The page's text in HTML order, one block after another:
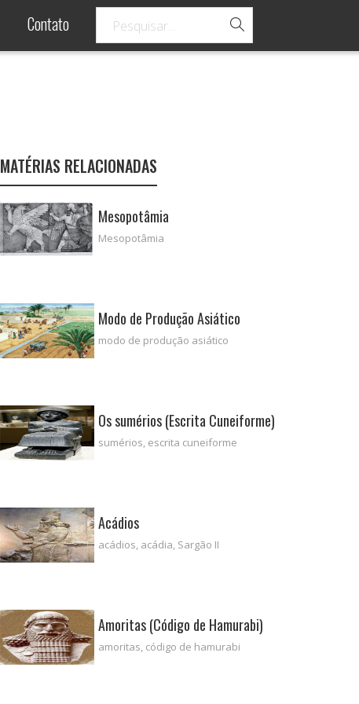
Contato
MATÉRIAS RELACIONADAS
Mesopotâmia
Mesopotâmia
Modo de Produção Asiático
modo de produção asiático
Os sumérios (Escrita Cuneiforme)
sumérios, escrita cuneiforme
Acádios
acádios, acádia, Sargão II
Amoritas (Código de Hamurabi)
amoritas, código de hamurabi